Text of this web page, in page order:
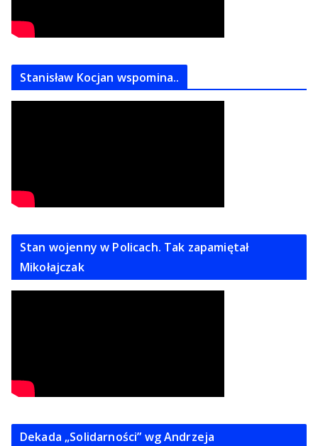
Stanisław Kocjan wspomina..
Stan wojenny w Policach. Tak zapamiętał
Mikołajczak
Dekada „Solidarności” wg Andrzeja